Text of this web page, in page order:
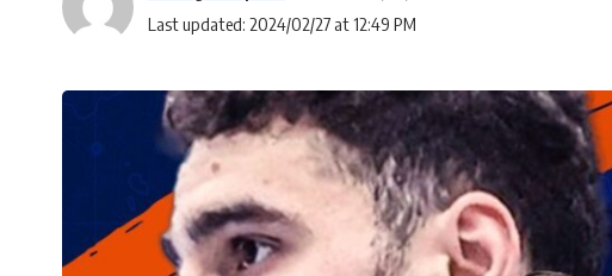
Last updated: 2024/02/27 at 12:49 PM